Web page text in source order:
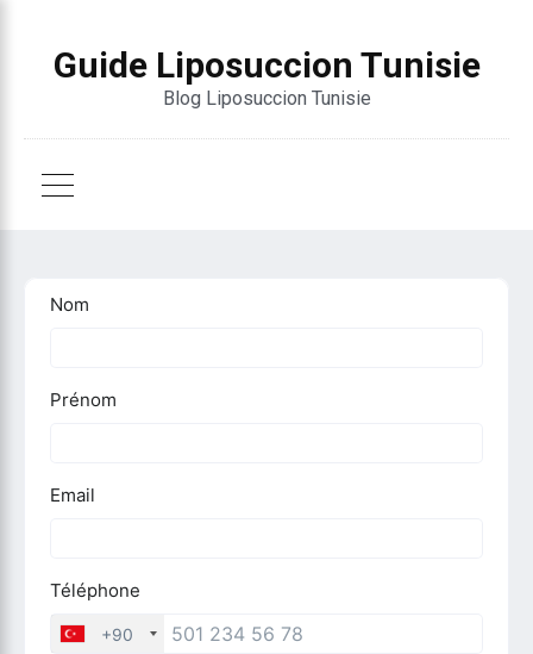
Guide Liposuccion Tunisie
Blog Liposuccion Tunisie